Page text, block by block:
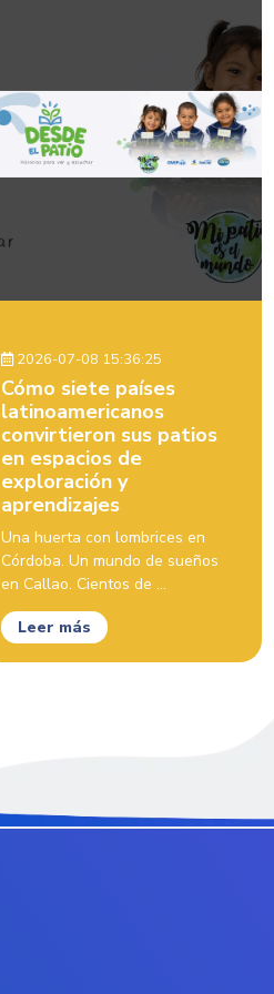
2026-07-08 15:36:25
Cómo siete países
latinoamericanos
convirtieron sus patios
en espacios de
exploración y
aprendizajes
Una huerta con lombrices en
Córdoba. Un mundo de sueños
en Callao. Cientos de ...
Leer más